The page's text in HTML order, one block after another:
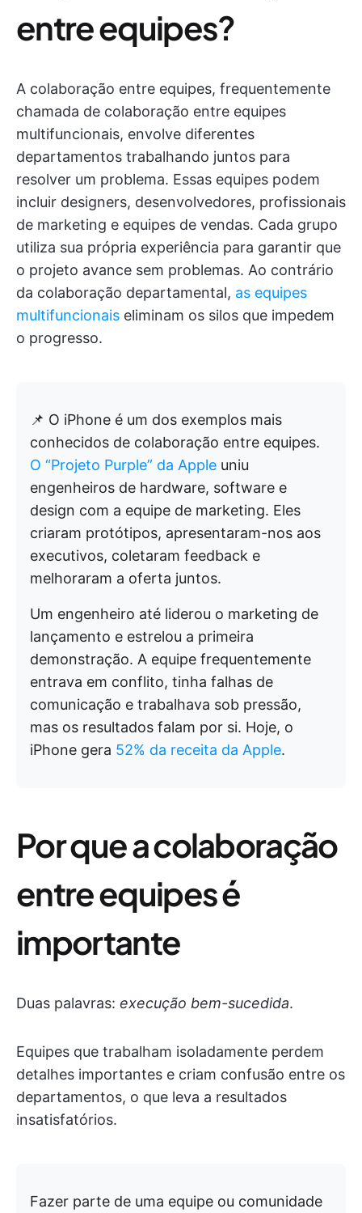
entre equipes?
A colaboração entre equipes, frequentemente
chamada de colaboração entre equipes
multifuncionais, envolve diferentes
departamentos trabalhando juntos para
resolver um problema. Essas equipes podem
incluir designers, desenvolvedores, profissionais
de marketing e equipes de vendas. Cada grupo
utiliza sua própria experiência para garantir que
o projeto avance sem problemas. Ao contrário
da colaboração departamental, as equipes
multifuncionais eliminam os silos que impedem
o progresso.
📌 O iPhone é um dos exemplos mais
conhecidos de colaboração entre equipes.
O “Projeto Purple” da Apple uniu
engenheiros de hardware, software e
design com a equipe de marketing. Eles
criaram protótipos, apresentaram-nos aos
executivos, coletaram feedback e
melhoraram a oferta juntos.
Um engenheiro até liderou o marketing de
lançamento e estrelou a primeira
demonstração. A equipe frequentemente
entrava em conflito, tinha falhas de
comunicação e trabalhava sob pressão,
mas os resultados falam por si. Hoje, o
iPhone gera 52% da receita da Apple.
Por que a colaboração
entre equipes é
importante
Duas palavras: execução bem-sucedida.
Equipes que trabalham isoladamente perdem
detalhes importantes e criam confusão entre os
departamentos, o que leva a resultados
insatisfatórios.
Fazer parte de uma equipe ou comunidade